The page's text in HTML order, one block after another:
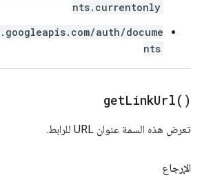
nts.currentonly
auth/docume
nts
getLinkUrl( )
تعرض هذه السمة عنوان URL للرابط.
الإرجاع